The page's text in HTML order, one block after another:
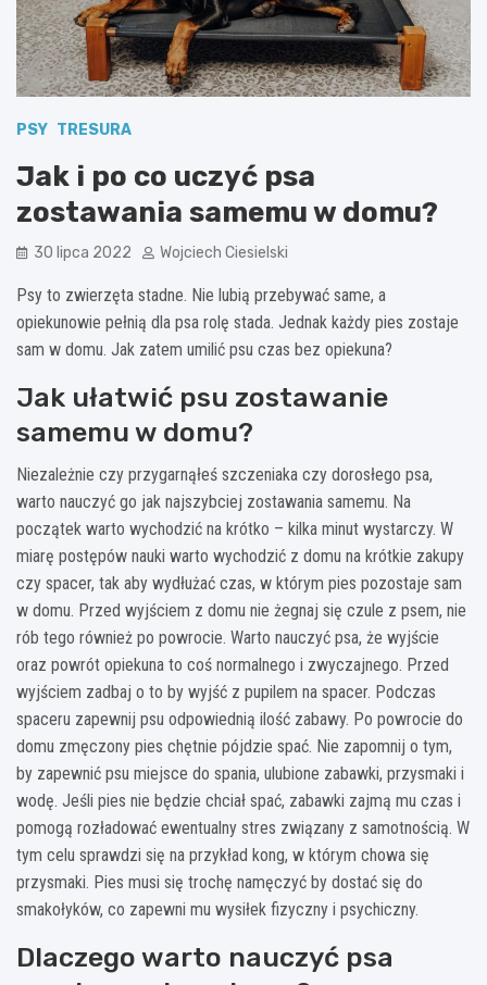
PSY TRESURA
Jak i po co uczyć psa
zostawania samemu w domu?
30 lipca 2022 Wojciech Ciesielski
Psy to zwierzęta stadne. Nie lubią przebywać same, a
opiekunowie pełnią dla psa rolę stada. Jednak każdy pies zostaje
sam w domu. Jak zatem umilić psu czas bez opiekuna?
Jak ułatwić psu zostawanie
samemu w domu?
Niezależnie czy przygarnąłeś szczeniaka czy dorosłego psa,
warto nauczyć go jak najszybciej zostawania samemu. Na
początek warto wychodzić na krótko – kilka minut wystarczy. W
miarę postępów nauki warto wychodzić z domu na krótkie zakupy
czy spacer, tak aby wydłużać czas, w którym pies pozostaje sam
w domu. Przed wyjściem z domu nie żegnaj się czule z psem, nie
rób tego również po powrocie. Warto nauczyć psa, że wyjście
oraz powrót opiekuna to coś normalnego i zwyczajnego. Przed
wyjściem zadbaj o to by wyjść z pupilem na spacer. Podczas
spaceru zapewnij psu odpowiednią ilość zabawy. Po powrocie do
domu zmęczony pies chętnie pójdzie spać. Nie zapomnij o tym,
by zapewnić psu miejsce do spania, ulubione zabawki, przysmaki i
wodę. Jeśli pies nie będzie chciał spać, zabawki zajmą mu czas i
pomogą rozładować ewentualny stres związany z samotnością. W
tym celu sprawdzi się na przykład kong, w którym chowa się
przysmaki. Pies musi się trochę namęczyć by dostać się do
smakołyków, co zapewni mu wysiłek fizyczny i psychiczny.
Dlaczego warto nauczyć psa